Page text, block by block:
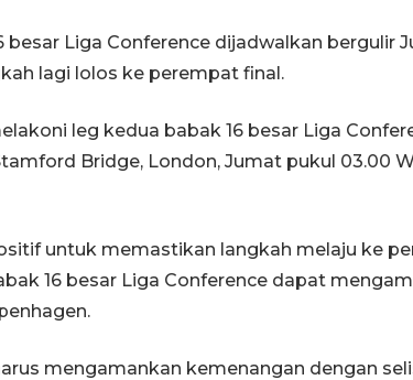
besar Liga Conference dijadwalkan bergulir
lagi lolos ke perempat final.
leg kedua babak 16 besar Liga
Bridge, London, Jumat pukul 03.00
untuk memastikan langkah melaju ke
16 besar Liga Conference dapat
mengamankan kemenangan dengan